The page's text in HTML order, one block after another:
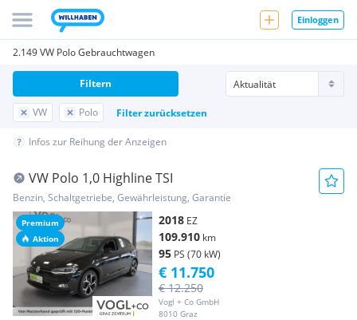
Einloggen
2.149 VW Polo Gebrauchtwagen
VW Polo Filter zurücksetzen
Filtern
Infos zur Reihung der Anzeigen
Premium
Aktion
VW Polo 1,0 Highline TSI
Benzin, Schaltgetriebe, Gewährleistung, Garantie
2018 EZ
109.910 km
95 PS (70 kW)
Vogl + Co GmbH
8010 Graz
€ 12.250
€ 11.750